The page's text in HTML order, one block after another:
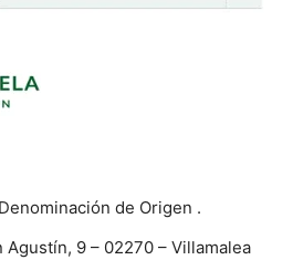
de Origen .
Agustín, 9 – 02270 – Villamalea